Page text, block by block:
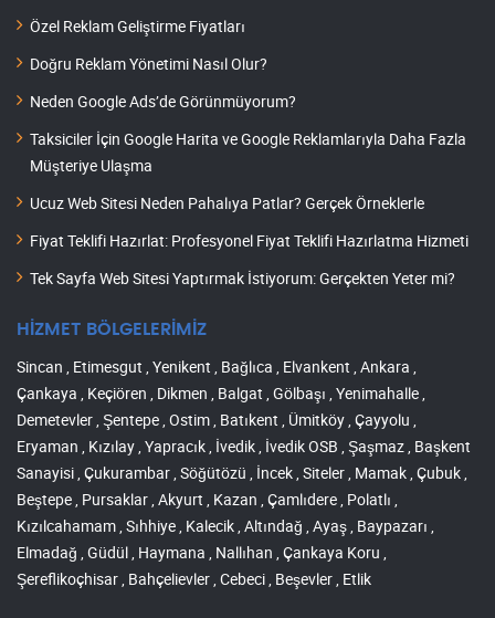
Özel Reklam Geliştirme Fiyatları
Doğru Reklam Yönetimi Nasıl Olur?
Neden Google Ads’de Görünmüyorum?
Taksiciler İçin Google Harita ve Google Reklamlarıyla Daha Fazla
Müşteriye Ulaşma
Ucuz Web Sitesi Neden Pahalıya Patlar? Gerçek Örneklerle
Fiyat Teklifi Hazırlat: Profesyonel Fiyat Teklifi Hazırlatma Hizmeti
Tek Sayfa Web Sitesi Yaptırmak İstiyorum: Gerçekten Yeter mi?
HİZMET BÖLGELERİMİZ
Sincan , Etimesgut , Yenikent , Bağlıca , Elvankent , Ankara ,
Çankaya , Keçiören , Dikmen , Balgat , Gölbaşı , Yenimahalle ,
Demetevler , Şentepe , Ostim , Batıkent , Ümitköy , Çayyolu ,
Eryaman , Kızılay , Yapracık , İvedik , İvedik OSB , Şaşmaz , Başkent
Sanayisi , Çukurambar , Söğütözü , İncek , Siteler , Mamak , Çubuk ,
Beştepe , Pursaklar , Akyurt , Kazan , Çamlıdere , Polatlı ,
Kızılcahamam , Sıhhiye , Kalecik , Altındağ , Ayaş , Baypazarı ,
Elmadağ , Güdül , Haymana , Nallıhan , Çankaya Koru ,
Şereflikoçhisar , Bahçelievler , Cebeci , Beşevler , Etlik